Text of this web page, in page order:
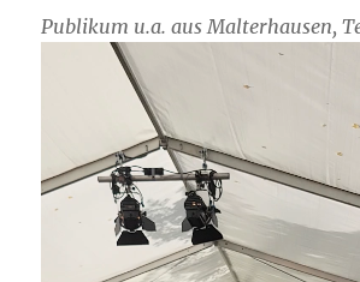
Publikum u.a. aus Malterhausen,